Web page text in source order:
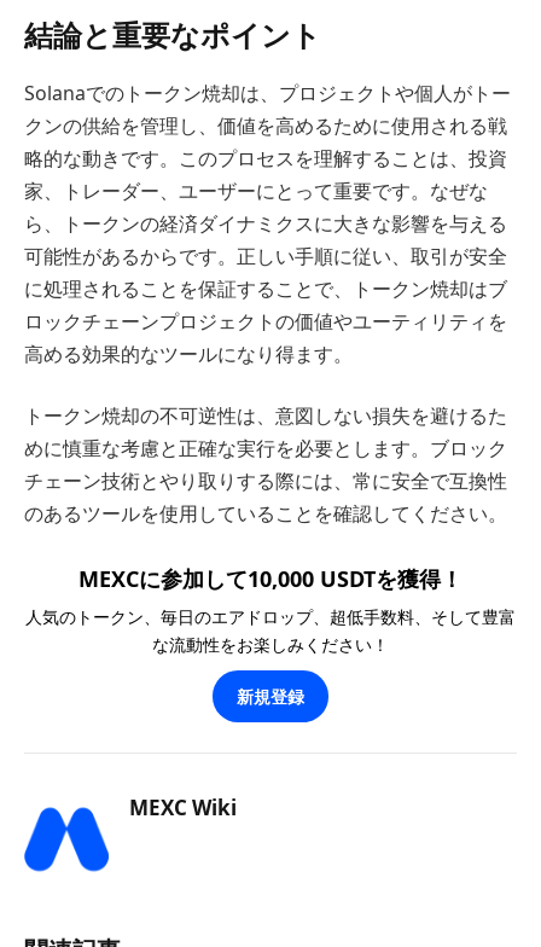
結論と重要なポイント
Solanaでのトークン焼却は、プロジェクトや個人がトー
クンの供給を管理し、価値を高めるために使用される戦
略的な動きです。このプロセスを理解することは、投資
家、トレーダー、ユーザーにとって重要です。なぜな
ら、トークンの経済ダイナミクスに大きな影響を与える
可能性があるからです。正しい手順に従い、取引が安全
に処理されることを保証することで、トークン焼却はブ
ロックチェーンプロジェクトの価値やユーティリティを
高める効果的なツールになり得ます。
トークン焼却の不可逆性は、意図しない損失を避けるた
めに慎重な考慮と正確な実行を必要とします。ブロック
チェーン技術とやり取りする際には、常に安全で互換性
のあるツールを使用していることを確認してください。
MEXCに参加して10,000 USDTを獲得！
人気のトークン、毎日のエアドロップ、超低手数料、そして豊富
な流動性をお楽しみください！
新規登録
MEXC Wiki